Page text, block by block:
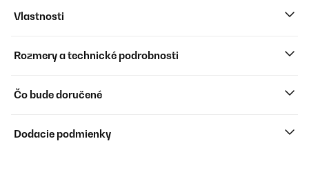
Vlastnosti
Rozmery a technické podrobnosti
Čo bude doručené
Dodacie podmienky